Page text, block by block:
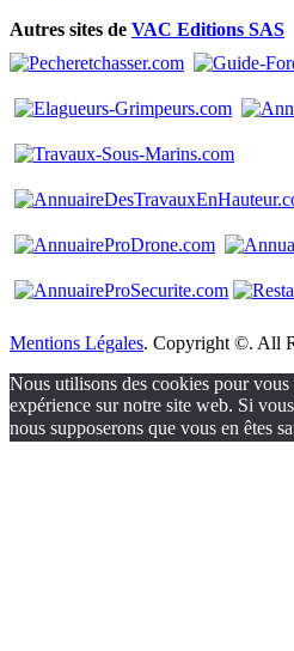
Autres sites de VAC Editions SAS
Mentions Légales. Copyright ©. All
Nous utilisons des cookies pour
expérience sur notre site web. Si
nous supposerons que vous en êtes